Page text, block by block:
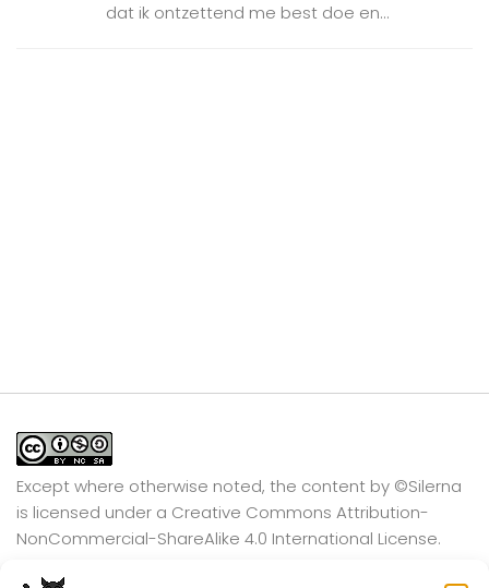
dat ik ontzettend me best doe en...
Except where otherwise noted, the content by ©Silerna
is licensed under a Creative Commons Attribution-
NonCommercial-ShareAlike 4.0 International License.